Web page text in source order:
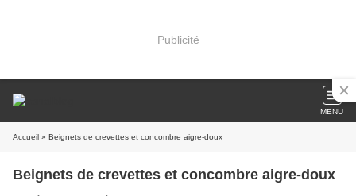
Publicité
MENU
Accueil » Beignets de crevettes et concombre aigre-doux
Beignets de crevettes et concombre aigre-doux